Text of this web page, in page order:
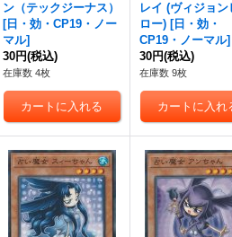
ン（テックジーナス）
[日・効・CP19・ノー
マル]
30円(税込)
在庫数 4枚
レイ (ヴィジョン
ロー) [日・効・
CP19・ノーマル]
30円(税込)
在庫数 9枚